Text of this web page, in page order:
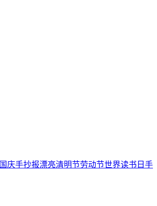
国庆手抄报漂亮清明节劳动节世界读书日 手